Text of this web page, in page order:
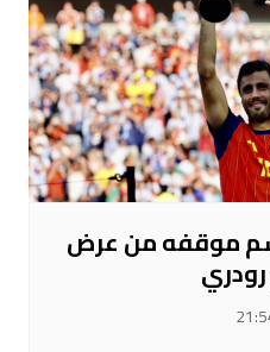
موقفه من عرض